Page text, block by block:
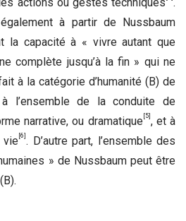
à partir de Nussbaum
la capacité à « vivre autant que
complète jusqu’à la fin » qui ne
à la catégorie d’humanité (B) de
l’ensemble de la conduite de
narrative, ou dramatique [5] , et à
vie [6] . D’autre part, l’ensemble des
» de Nussbaum peut être